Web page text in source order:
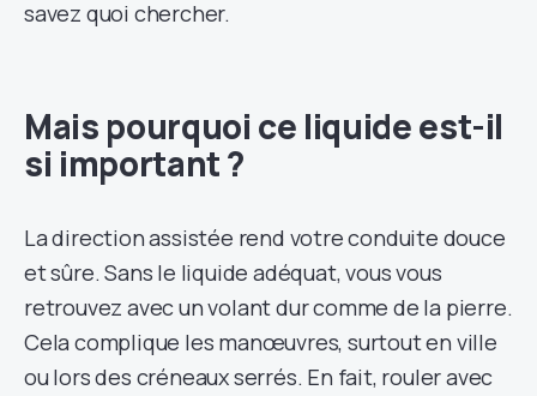
savez quoi chercher.
Mais pourquoi ce liquide est-il
si important ?
La direction assistée rend votre conduite douce
et sûre. Sans le liquide adéquat, vous vous
retrouvez avec un volant dur comme de la pierre.
Cela complique les manœuvres, surtout en ville
ou lors des créneaux serrés. En fait, rouler avec